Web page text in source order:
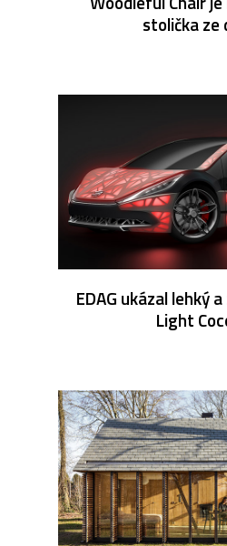
stolička ze
EDAG ukázal lehký
Light